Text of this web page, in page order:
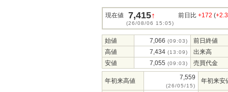
現在値 7,415↑
(26/08/06 15:05)
前日比 +172 (
始値 7,066 (09:03)
前日終値
高値
7,434 (13:09)
出来高
安値
7,055 (09:03) 売買代金
年初来高値 7,559
(26/05/15)
年初来安